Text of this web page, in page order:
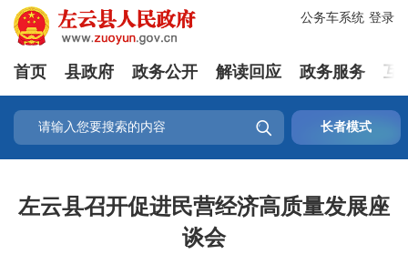
登录
公务车系统
首页 县政府 政务公开 解读回应 政务服务 互
 长者模式
左云县召开促进民营经济高质量发展座
谈会